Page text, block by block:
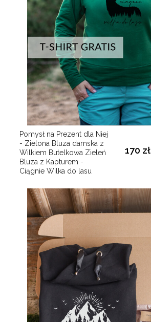
Pomysł na Prezent dla Niej
- Zielona Bluza damska z
Wilkiem Butelkowa Zieleń
Bluza z Kapturem -
Ciągnie Wilka do lasu
170 zł